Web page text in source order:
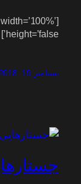
height=’false’]
سپتامبر 19, 2018